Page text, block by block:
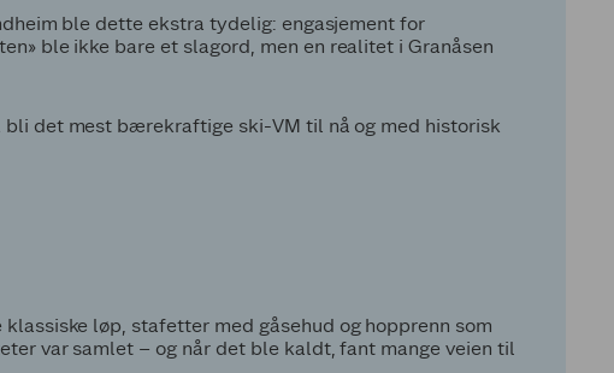
ble dette ekstra tydelig: engasjement for
ble ikke bare et slagord, men en realitet i Granåsen
det mest bærekraftige ski-VM til nå og med historisk
løp, stafetter med gåsehud og hopprenn som
var samlet – og når det ble kaldt, fant mange veien til